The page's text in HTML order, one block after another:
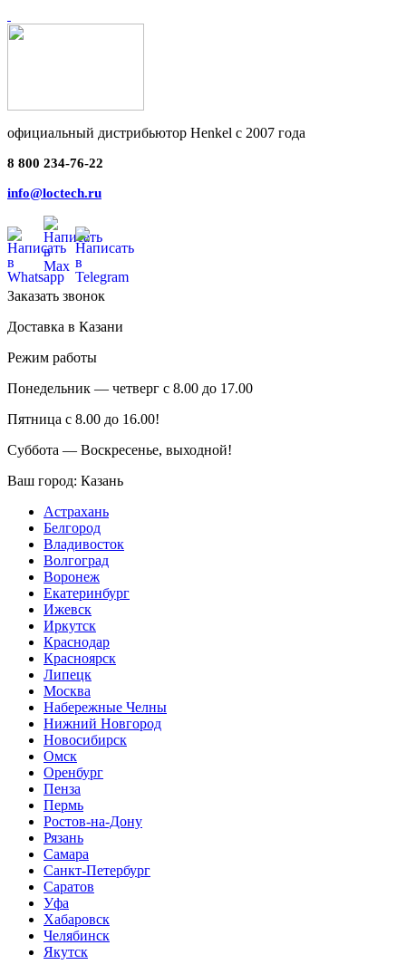
официальный дистрибьютор Henkel с 2007 года
8 800 234-76-22
info@loctech.ru
Заказать звонок
Доставка в Казани
Режим работы
Понедельник — четверг с 8.00 до 17.00
Пятница с 8.00 до 16.00!
Суббота — Воскресенье, выходной!
Ваш город: Казань
Астрахань
Белгород
Владивосток
Волгоград
Воронеж
Екатеринбург
Ижевск
Иркутск
Краснодар
Красноярск
Липецк
Москва
Набережные Челны
Нижний Новгород
Новосибирск
Омск
Оренбург
Пенза
Пермь
Ростов-на-Дону
Рязань
Самара
Санкт-Петербург
Саратов
Уфа
Хабаровск
Челябинск
Якутск